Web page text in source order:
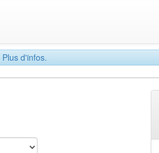
Plus d'infos.